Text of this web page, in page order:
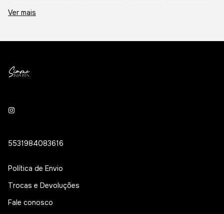
hidratação, carregando em sua fórmula Vitamina E, responsável
responsável pelo retardamento do envelhecimento da pele,
a combinação da sua fragrância preferida.
Ver mais
5531984083616
Política de Envio
Trocas e Devoluções
Fale conosco